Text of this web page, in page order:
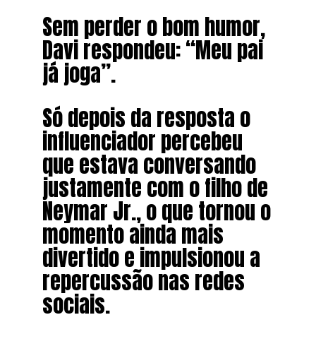
Sem perder o bom humor,
Davi respondeu: “Meu pai
já joga”.
Só depois da resposta o
influenciador percebeu
que estava conversando
justamente com o filho de
Neymar Jr., o que tornou o
momento ainda mais
divertido e impulsionou a
repercussão nas redes
sociais.